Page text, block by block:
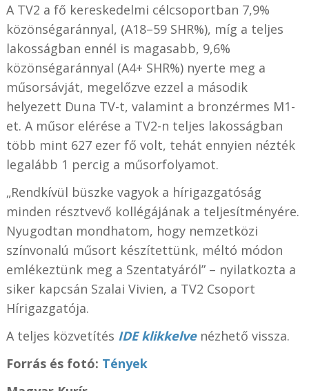
A TV2 a fő kereskedelmi célcsoportban 7,9%
közönségaránnyal, (A18–59 SHR%), míg a teljes
lakosságban ennél is magasabb, 9,6%
közönségaránnyal (A4+ SHR%) nyerte meg a
műsorsávját, megelőzve ezzel a második
helyezett Duna TV-t, valamint a bronzérmes M1-
et. A műsor elérése a TV2-n teljes lakosságban
több mint 627 ezer fő volt, tehát ennyien nézték
legalább 1 percig a műsorfolyamot.
„Rendkívül büszke vagyok a hírigazgatóság
minden résztvevő kollégájának a teljesítményére.
Nyugodtan mondhatom, hogy nemzetközi
színvonalú műsort készítettünk, méltó módon
emlékeztünk meg a Szentatyáról” – nyilatkozta a
siker kapcsán Szalai Vivien, a TV2 Csoport
Hírigazgatója.
A teljes közvetítés IDE klikkelvenézhető vissza.
Forrás és fotó: Tények